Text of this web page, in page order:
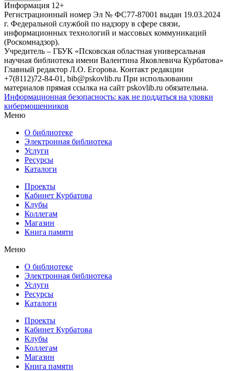
Информация 12+
Регистрационный номер Эл № ФС77-87001 выдан 19.03.2024
г. Федеральной службой по надзору в сфере связи,
информационных технологий и массовых коммуникаций
(Роскомнадзор).
Учредитель – ГБУК «Псковская областная универсальная
научная библиотека имени Валентина Яковлевича Курбатова»
Главный редактор Л.О. Егорова. Контакт редакции
+7(8112)72-84-01, bib@pskovlib.ru При использовании
материалов прямая ссылка на сайт pskovlib.ru обязательна.
Информационная безопасность: как не поддаться на уловки
кибермошенников
Меню
О библиотеке
Электронная библиотека
Услуги
Ресурсы
Каталоги
Проекты
Кабинет Курбатова
Клубы
Коллегам
Магазин
Книга памяти
Меню
О библиотеке
Электронная библиотека
Услуги
Ресурсы
Каталоги
Проекты
Кабинет Курбатова
Клубы
Коллегам
Магазин
Книга памяти